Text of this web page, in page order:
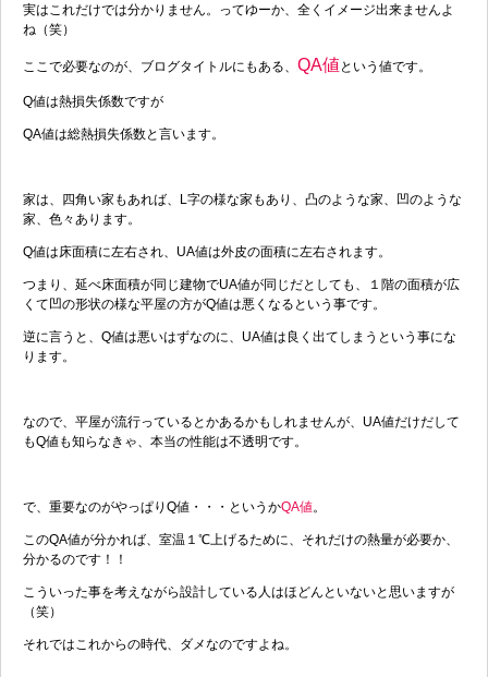
実はこれだけでは分かりません。ってゆーか、全くイメージ出来ませんよ
ね（笑）
ここで必要なのが、ブログタイトルにもある、 QA値 という値です。
Q値は熱損失係数ですが
QA値は総熱損失係数と言います。
家は、四角い家もあれば、L字の様な家もあり、凸のような家、凹のような
家、色々あります。
Q値は床面積に左右され、UA値は外皮の面積に左右されます。
つまり、延べ床面積が同じ建物でUA値が同じだとしても、１階の面積が広
くて凹の形状の様な平屋の方がQ値は悪くなるという事です。
逆に言うと、Q値は悪いはずなのに、UA値は良く出てしまうという事にな
ります。
なので、平屋が流行っているとかあるかもしれませんが、UA値だけだして
もQ値も知らなきゃ、本当の性能は不透明です。
で、重要なのがやっぱりQ値・・・というかQA値。
このQA値が分かれば、室温１℃上げるために、それだけの熱量が必要か、
分かるのです！！
こういった事を考えながら設計している人はほどんといないと思いますが
（笑）
それではこれからの時代、ダメなのですよね。